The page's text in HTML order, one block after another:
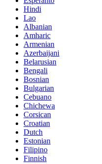
Hindi
Lao
Albanian
Amharic
Armenian
Azerbaijani
Belarusian
Bengali
Bosnian
Bulgarian
Cebuano
Chichewa
Corsican
Croatian
Dutch
Estonian
Filipino
Finnish